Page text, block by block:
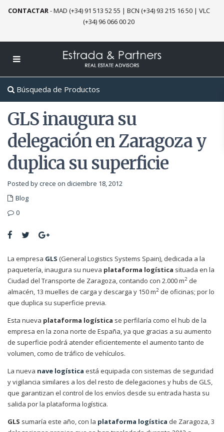
CONTACTAR-MAD (+34) 91 513 52 55 | BCN (+34) 93 215 16 50| VLC
(+34) 96 066 00 20
Búsqueda de Productos
GLS inaugura su
delegación en Zaragoza y
duplica su superficie
Posted by crece on diciembre 18, 2012
Blog
0
La empresa GLS (General Logistics Systems Spain), dedicada a la
paquetería, inaugura su nueva plataforma logística situada en la
Ciudad del Transporte de Zaragoza, contando con 2.000 m2 de
almacén, 13 muelles de carga y descarga y 150 m2 de oficinas; por lo
que duplica su superficie previa.
Esta nueva plataforma logística se perfilaría como el hub de la
empresa en la zona norte de España, ya que gracias a su aumento
de superficie podrá atender eficientemente el aumento tanto de
volumen, como de tráfico de vehículos.
La nueva nave logística está equipada con sistemas de seguridad
y vigilancia similares a los del resto de delegaciones y hubs de GLS,
que garantizan el control de los envíos desde su entrada hasta su
salida por la plataforma logística.
GLS sumaría este año, con la plataforma logística de Zaragoza, 3